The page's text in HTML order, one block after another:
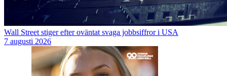
Wall Street stiger efter oväntat svaga jobbsiffror i USA
7 augusti 2026